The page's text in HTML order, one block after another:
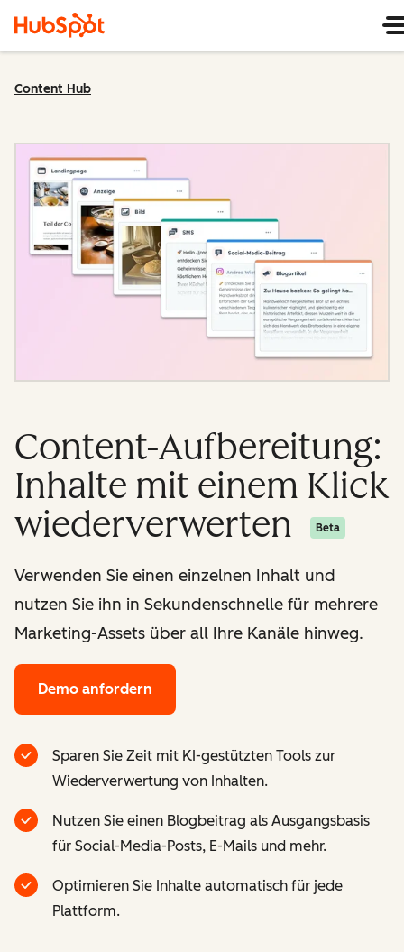
Content Hub
Content-Aufbereitung:
Inhalte mit einem Klick
wiederverwerten
Beta
Verwenden Sie einen einzelnen Inhalt und
nutzen Sie ihn in Sekundenschnelle für mehrere
Marketing-Assets über all Ihre Kanäle hinweg.
Demo anfordern
Sparen Sie Zeit mit KI-gestützten Tools zur
Wiederverwertung von Inhalten.
Nutzen Sie einen Blogbeitrag als Ausgangsbasis
für Social-Media-Posts, E-Mails und mehr.
Optimieren Sie Inhalte automatisch für jede
Plattform.